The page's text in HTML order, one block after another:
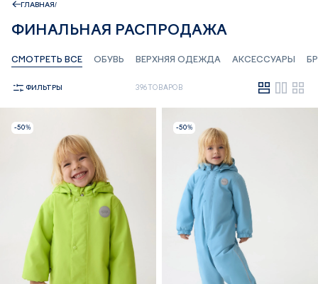
ГЛАВНАЯ
ФИНАЛЬНАЯ РАСПРОДАЖА
СМОТРЕТЬ ВСЕ ОБУВЬ ВЕРХНЯЯ ОДЕЖДА АКСЕССУАРЫ
ФИЛЬТРЫ 396 ТОВАРОВ
-50% -50%